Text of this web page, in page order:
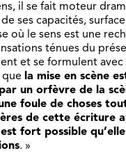
il se fait moteur
ses capacités,
où le sens est une
ténues du
et se formulent avec
la mise en scène
un orfèvre de la
foule de choses
de cette écriture
fort possible
. »